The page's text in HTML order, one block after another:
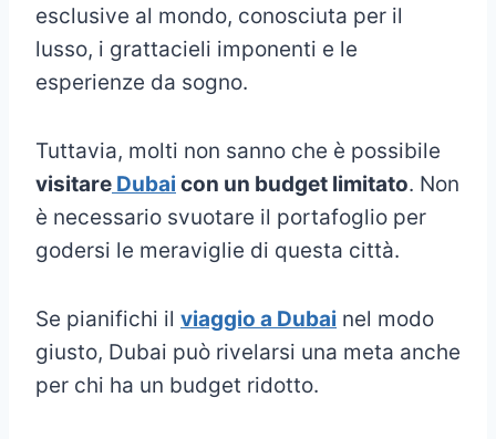
esclusive al mondo, conosciuta per il
lusso, i grattacieli imponenti e le
esperienze da sogno.
Tuttavia, molti non sanno che è possibile
visitare Dubai con un budget limitato. Non
è necessario svuotare il portafoglio per
godersi le meraviglie di questa città.
Se pianifichi il viaggio a Dubai nel modo
giusto, Dubai può rivelarsi una meta anche
per chi ha un budget ridotto.